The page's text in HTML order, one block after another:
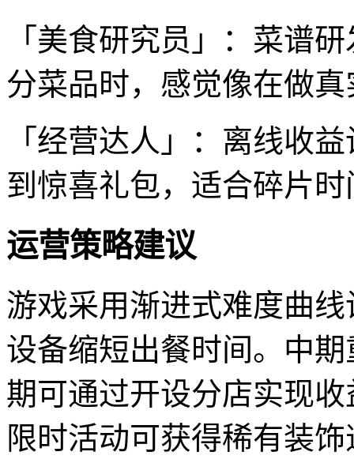
「美食研究员」：菜谱
分菜品时，感觉像在做
「经营达人」：离线收
到惊喜礼包，适合碎片时
运营策略建议
游戏采用渐进式难度曲
设备缩短出餐时间。中
期可通过开设分店实现
限时活动可获得稀有装